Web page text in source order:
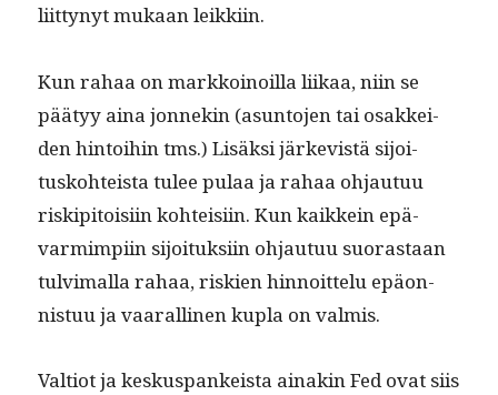
liit­tynyt mukaan leikkiin.
Kun rahaa on markkoinoil­la liikaa, niin se
pää­tyy aina jon­nekin (asun­to­jen tai osakkei­
den hin­toi­hin tms.) Lisäk­si järke­vistä sijoi­
tusko­hteista tulee pulaa ja rahaa ohjau­tuu
riskip­i­toisi­in kohteisi­in. Kun kaikkein epä­
varmimpi­in sijoituk­si­in ohjau­tuu suo­ras­taan
tul­vi­mal­la rahaa, riskien hin­noit­telu epäon­
nis­tuu ja vaar­alli­nen kupla on valmis.
Val­tiot ja keskus­pankeista ainakin Fed ovat siis